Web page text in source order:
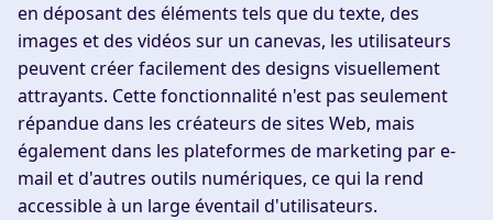
en déposant des éléments tels que du texte, des
images et des vidéos sur un canevas, les utilisateurs
peuvent créer facilement des designs visuellement
attrayants. Cette fonctionnalité n'est pas seulement
répandue dans les créateurs de sites Web, mais
également dans les plateformes de marketing par e-
mail et d'autres outils numériques, ce qui la rend
accessible à un large éventail d'utilisateurs.